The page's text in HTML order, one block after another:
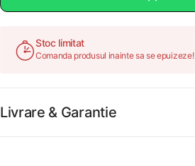
Stoc limitat
Comanda produsul inainte sa se epuizeze!
Livrare & Garantie